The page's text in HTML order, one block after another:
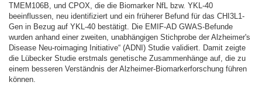
TMEM106B, und CPOX, die die Biomarker NfL bzw. YKL-40
beeinflussen, neu identifiziert und ein früherer Befund für das CHI3L1-
Gen in Bezug auf YKL-40 bestätigt. Die EMIF-AD GWAS-Befunde
wurden anhand einer zweiten, unabhängigen Stichprobe der Alzheimer's
Disease Neu-roimaging Initiative“ (ADNI) Studie validiert. Damit zeigte
die Lübecker Studie erstmals genetische Zusammenhänge auf, die zu
einem besseren Verständnis der Alzheimer-Biomarkerforschung führen
können.